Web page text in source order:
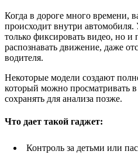
Когда в дороге много времени,
происходит внутри
только фиксировать видео, но и
распознавать движение, даже
водителя.
Некоторые модели создают
который можно просматривать
сохранять для анализа позже.
Что дает такой гаджет:
Контроль за детьми или